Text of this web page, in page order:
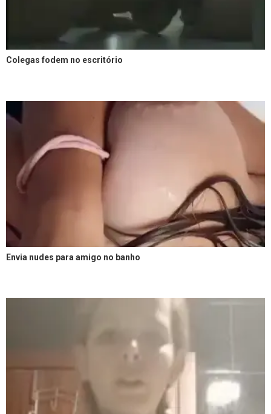
Colegas fodem no escritório
Envia nudes para amigo no banho